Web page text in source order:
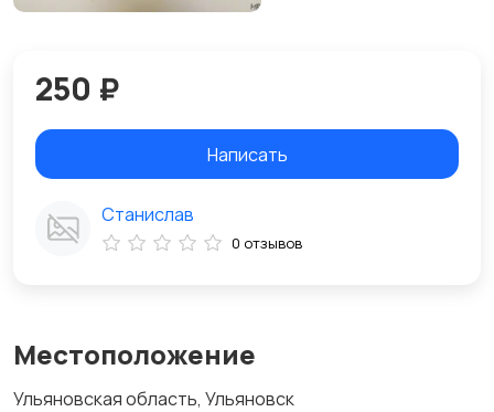
Местоположение
Ульяновская область, Ульяновск
250 ₽
Написать
Станислав
0 отзывов